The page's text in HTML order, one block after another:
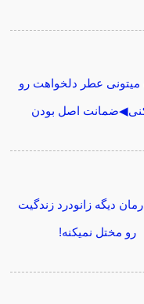
میتونی عطر دلخواهت رو
اصل بودن
دیگه زانودرد زندگیت
رو مختل نمیکنه!